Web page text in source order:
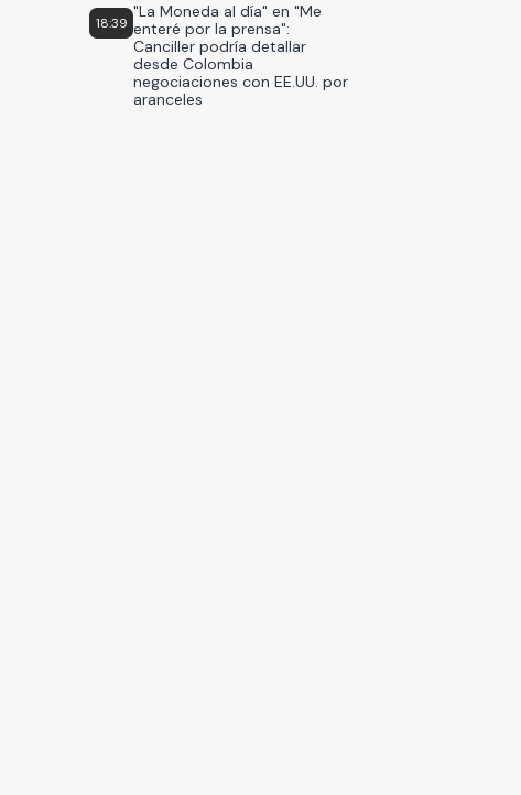
18:39
"La Moneda al día" en "Me
enteré por la prensa":
Canciller podría detallar
desde Colombia
negociaciones con EE.UU. por
aranceles